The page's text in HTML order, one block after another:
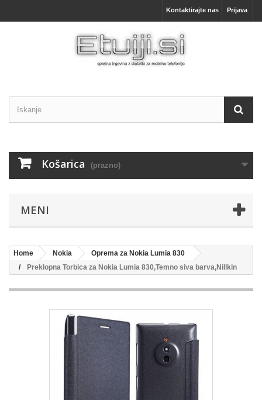
Prijava
Kontaktirajte nas
Košarica (prazno)
MENI
Home Nokia
Oprema za Nokia Lumia 830
Preklopna Torbica za Nokia Lumia 830,Temno siva barva,Nillkin